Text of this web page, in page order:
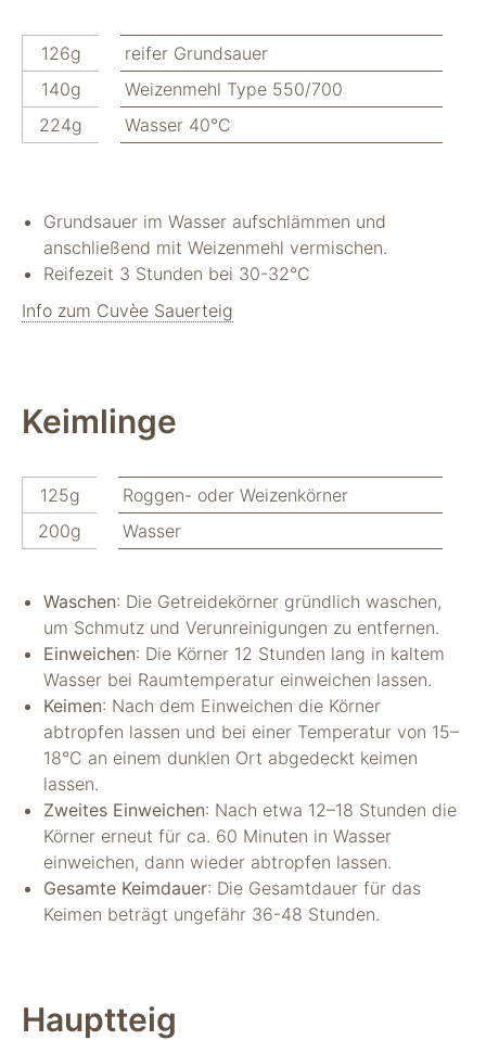
126g
reifer Grundsauer
140g
Weizenmehl Type 550/700
224g
Wasser 40°C
Grundsauer im Wasser aufschlämmen und
anschließend mit Weizenmehl vermischen.
Reifezeit 3 Stunden bei 30-32°C
Info zum Cuvèe Sauerteig
Keimlinge
125g
Roggen- oder Weizenkörner
200g
Wasser
Waschen: Die Getreidekörner gründlich waschen,
um Schmutz und Verunreinigungen zu entfernen.
Einweichen: Die Körner 12 Stunden lang in kaltem
Wasser bei Raumtemperatur einweichen lassen.
Keimen: Nach dem Einweichen die Körner
abtropfen lassen und bei einer Temperatur von 15–
18°C an einem dunklen Ort abgedeckt keimen
lassen.
Zweites Einweichen: Nach etwa 12–18 Stunden die
Körner erneut für ca. 60 Minuten in Wasser
einweichen, dann wieder abtropfen lassen.
Gesamte Keimdauer: Die Gesamtdauer für das
Keimen beträgt ungefähr 36-48 Stunden.
Hauptteig
aufzuzeichnen.